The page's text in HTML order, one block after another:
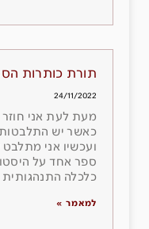
תורת כותרות
24/11/2022
מעת לעת אני
כאשר יש
ועכשיו אני
ספר אחד על
כלכלה התנהגותית
למאמר »